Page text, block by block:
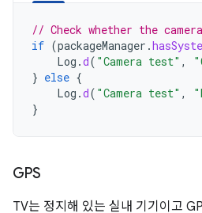
// Check whether the
if (packageManager .
Log .d( "Camera test" ,
} else {
Log .d( "Camera test" ,
}
GPS
TV는 정지해 있는 실내 기기이고